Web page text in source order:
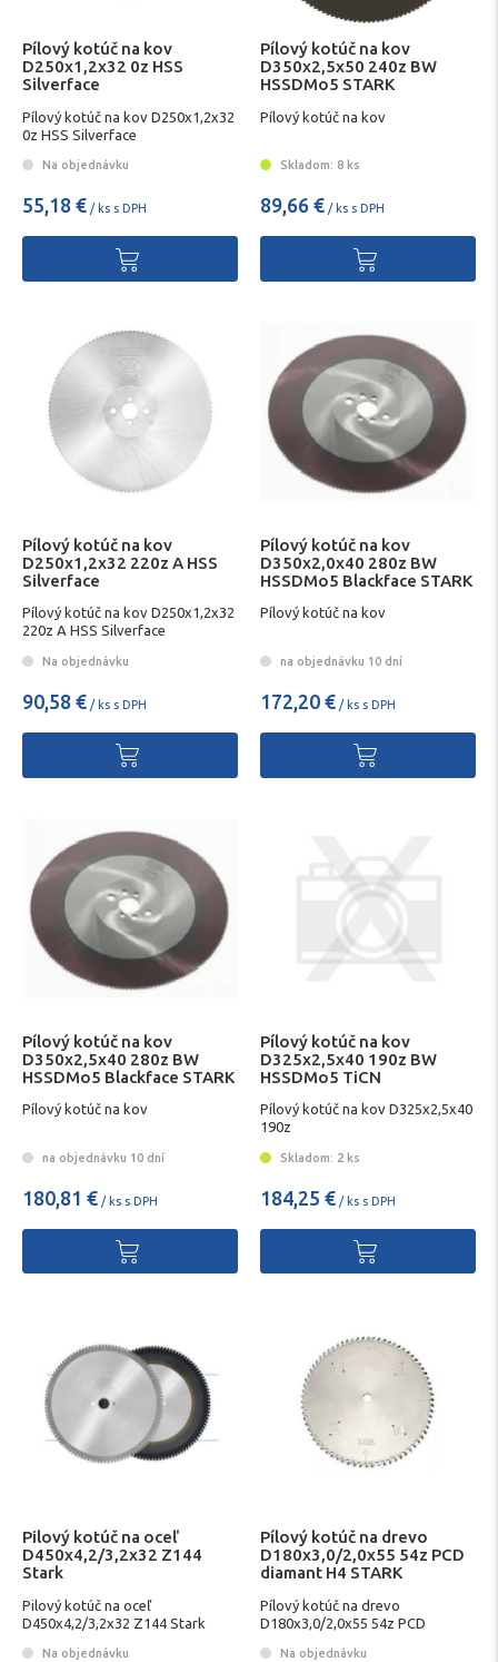
Pílový kotúč na kov
D250x1,2x32 0z HSS
Silverface
Pílový kotúč na kov D250x1,2x32
0z HSS Silverface
Na objednávku
55,18 € / ks s DPH
Pílový kotúč na kov
D350x2,5x50 240z BW
HSSDMo5 STARK
Pílový kotúč na kov
Skladom: 8 ks
89,66 € / ks s DPH
Pílový kotúč na kov
D250x1,2x32 220z A HSS
Silverface
Pílový kotúč na kov D250x1,2x32
220z A HSS Silverface
Na objednávku
90,58 € / ks s DPH
Pílový kotúč na kov
D350x2,0x40 280z BW
HSSDMo5 Blackface STARK
Pílový kotúč na kov
na objednávku 10 dní
172,20 € / ks s DPH
Pílový kotúč na kov
D350x2,5x40 280z BW
HSSDMo5 Blackface STARK
Pílový kotúč na kov
na objednávku 10 dní
180,81 € / ks s DPH
Pílový kotúč na kov
D325x2,5x40 190z BW
HSSDMo5 TiCN
Pílový kotúč na kov D325x2,5x40
190z
Skladom: 2 ks
184,25 € / ks s DPH
Pilový kotúč na oceľ
D450x4,2/3,2x32 Z144
Stark
Pilový kotúč na oceľ
D450x4,2/3,2x32 Z144 Stark
Na objednávku
Pílový kotúč na drevo
D180x3,0/2,0x55 54z PCD
diamant H4 STARK
Pílový kotúč na drevo
D180x3,0/2,0x55 54z PCD
Na objednávku